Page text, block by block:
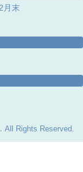
月末
All Rights Reserved.